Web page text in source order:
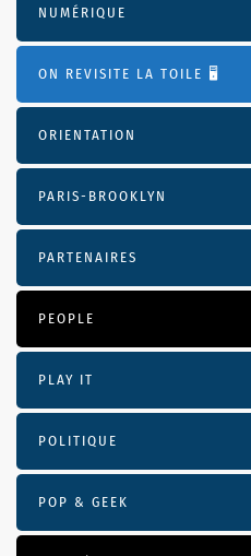
NUMÉRIQUE
ON REVISITE LA TOILE 🖥️
ORIENTATION
PARIS-BROOKLYN
PARTENAIRES
PEOPLE
PLAY IT
POLITIQUE
POP & GEEK